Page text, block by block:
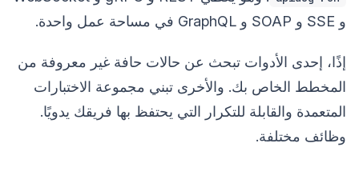
و SSE و SOAP و GraphQL في مساحة عمل واحدة.
إذًا، إحدى الأدوات تبحث عن حالات حافة غير معروفة من
المخطط الخاص بك. والأخرى تبني مجموعة الاختبارات
المتعمدة والقابلة للتكرار التي يحتفظ بها فريقك يدويًا.
وظائف مختلفة.